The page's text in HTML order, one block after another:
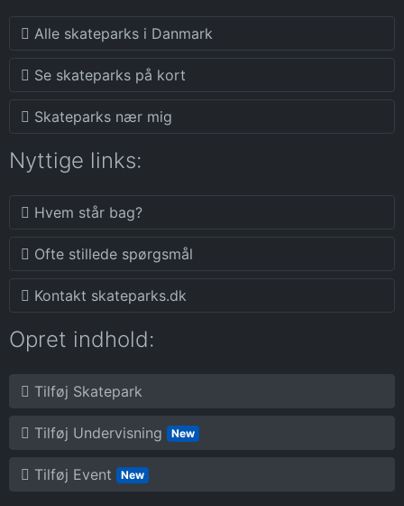
Alle skateparks i Danmark
Se skateparks på kort
Skateparks nær mig
Nyttige links:
Hvem står bag?
Ofte stillede spørgsmål
Kontakt skateparks.dk
Opret indhold:
Tilføj Skatepark
Tilføj Undervisning New
Tilføj Event New